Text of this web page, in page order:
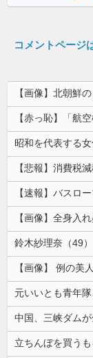
コメントページ
元いいとも青年
中国、三峡ダム